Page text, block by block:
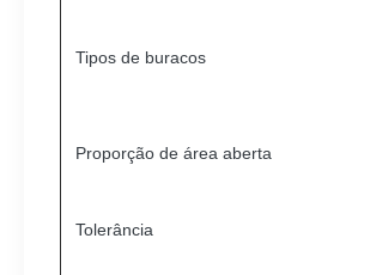
Tipos de buracos
Proporção de área aberta
Tolerância